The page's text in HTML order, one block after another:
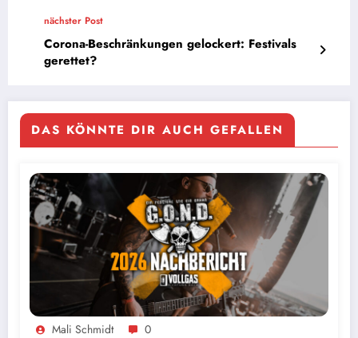
nächster Post
Corona-Beschränkungen gelockert: Festivals
gerettet?
DAS KÖNNTE DIR AUCH GEFALLEN
Mali Schmidt 0